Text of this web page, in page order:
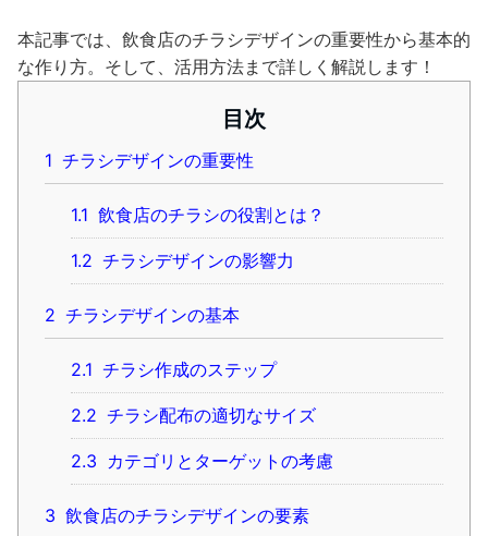
本記事では、飲食店のチラシデザインの重要性から基本的
な作り方。そして、活用方法まで詳しく解説します！
目次
1 チラシデザインの重要性
1.1 飲食店のチラシの役割とは？
1.2 チラシデザインの影響力
2 チラシデザインの基本
2.1 チラシ作成のステップ
2.2 チラシ配布の適切なサイズ
2.3 カテゴリとターゲットの考慮
3 飲食店のチラシデザインの要素